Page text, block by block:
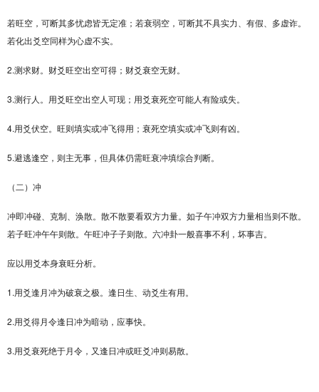
若旺空，可断其多忧虑皆无定准；若衰弱空，可断其不具实力、有假、多虚诈。
若化出爻空同样为心虚不实。
2.测求财。财爻旺空出空可得；财爻衰空无财。
3.测行人。用爻旺空出空人可现；用爻衰死空可能人有险或失。
4.用爻伏空。旺则填实或冲飞得用；衰死空填实或冲飞则有凶。
5.避逃逢空，则主无事，但具体仍需旺衰冲填综合判断。
（二）冲
冲即冲碰、克制、涣散。散不散要看双方力量。如子午冲双方力量相当则不散。
若子旺冲午午则散。午旺冲子子则散。六冲卦一般喜事不利，坏事吉。
应以用爻本身衰旺分析。
1.用爻逢月冲为破衰之极。逢日生、动爻生有用。
2.用爻得月令逢日冲为暗动，应事快。
3.用爻衰死绝于月令，又逢日冲或旺爻冲则易散。